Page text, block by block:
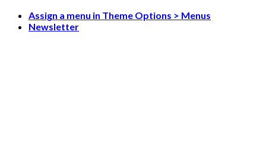
Skip
Assign a menu in Theme Options > Menus
Newsletter